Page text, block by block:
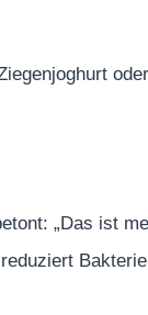
„Das ist